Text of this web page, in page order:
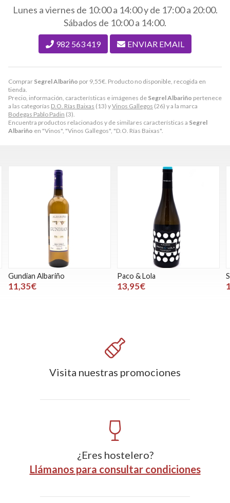
Comprar Segrel Albariño por 9,55€ . Producto no disponible, recogida en
tienda.
Precio, información, características e imágenes de Segrel Albariño pertenece
a las categorías D.O. Rías Baixas (13) yVinos Gallegos (26) y a la marca
Bodegas Pablo Padin (3).
Encuentra productos relacionados y de similares características a Segrel
Albariño en "Vinos", "Vinos Gallegos", "D.O. Rías Baixas".
Lunes a viernes de 10:00 a 14:00 y de 17:00 a 20:00.
Sábados de 10:00 a 14:00.
982 563 419 ENVIAR EMAIL
Gundian Albariño
11,35€
Paco & Lola
13,95€
Visita nuestras promociones
¿Eres hostelero?
Llámanos para consultar condiciones